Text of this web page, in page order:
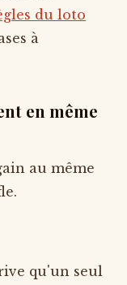
du loto
à
en même
au même
qu'un seul